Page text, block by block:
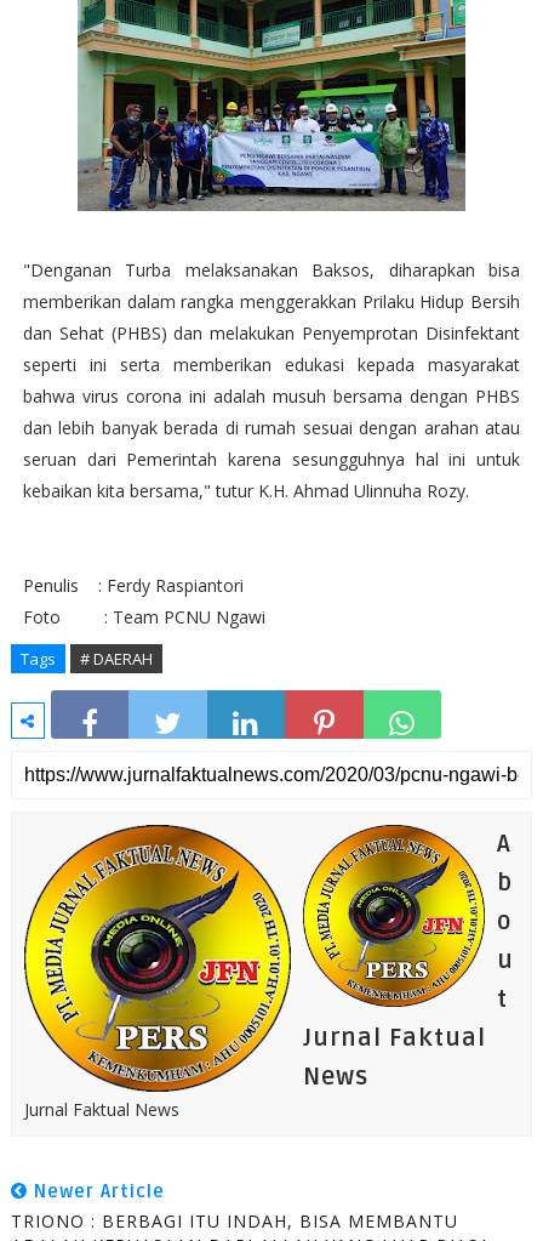
"Denganan Turba melaksanakan Baksos, diharapkan bisa
memberikan dalam rangka menggerakkan Prilaku Hidup Bersih
dan Sehat (PHBS) dan melakukan Penyemprotan Disinfektant
seperti ini serta memberikan edukasi kepada masyarakat
bahwa virus corona ini adalah musuh bersama dengan PHBS
dan lebih banyak berada di rumah sesuai dengan arahan atau
seruan dari Pemerintah karena sesungguhnya hal ini untuk
kebaikan kita bersama," tutur K.H. Ahmad Ulinnuha Rozy.
Penulis : Ferdy Raspiantori
Foto : Team PCNU Ngawi
Tags # DAERAH
A
b
o
u
t
Jurnal Faktual
News
Jurnal Faktual News
Newer Article
TRIONO : BERBAGI ITU INDAH, BISA MEMBANTU